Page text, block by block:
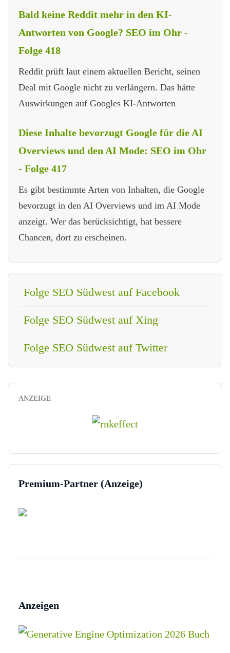
Bald keine Reddit mehr in den KI-
Antworten von Google? SEO im Ohr -
Folge 418
Reddit prüft laut einem aktuellen Bericht, seinen
Deal mit Google nicht zu verlängern. Das hätte
Auswirkungen auf Googles KI-Antworten
Diese Inhalte bevorzugt Google für die AI
Overviews und den AI Mode: SEO im Ohr
- Folge 417
Es gibt bestimmte Arten von Inhalten, die Google
bevorzugt in den AI Overviews und im AI Mode
anzeigt. Wer das berücksichtigt, hat bessere
Chancen, dort zu erscheinen.
Folge SEO Südwest auf Facebook
Folge SEO Südwest auf Xing
Folge SEO Südwest auf Twitter
ANZEIGE
Premium-Partner (Anzeige)
Anzeigen